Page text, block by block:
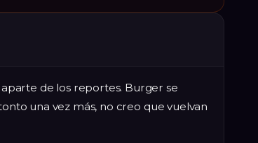
de los reportes. Burger se
una vez más, no creo que vuelvan